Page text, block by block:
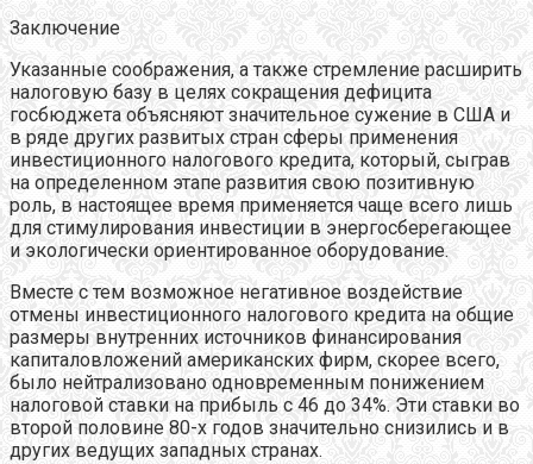
Заключение
Указанные соображения, а также стремление расширить
налоговую базу в целях сокращения дефицита
госбюджета объясняют значительное сужение в США и
в ряде других развитых стран сферы применения
инвестиционного налогового кредита, который, сыграв
на определенном этапе развития свою позитивную
роль, в настоящее время применяется чаще всего лишь
для стимулирования инвестиции в энергосберегающее
и экологически ориентированное оборудование.
Вместе с тем возможное негативное воздействие
отмены инвестиционного налогового кредита на общие
размеры внутренних источников финансирования
капиталовложений американских фирм, скорее всего,
было нейтрализовано одновременным понижением
налоговой ставки на прибыль с 46 до 34%. Эти ставки во
второй половине 80-х годов значительно снизились и в
других ведущих западных странах.